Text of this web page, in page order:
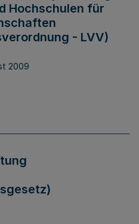
Hochschulen für
- LVV)
2009